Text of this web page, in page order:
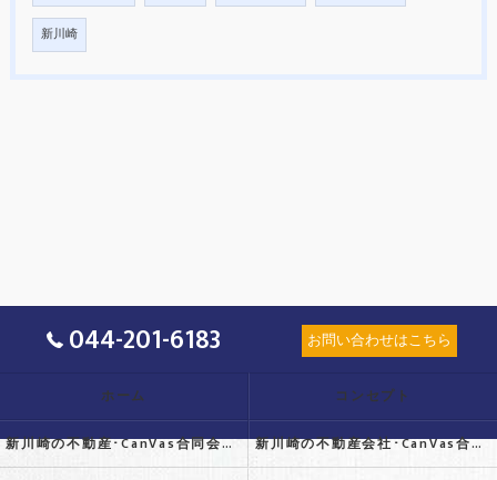
新川崎
044-201-6183 お問い合わせはこちら
ホーム コンセプト
新川崎の不動産･CanVas合同会社の口コミ情報 新川崎の不動産会社･CanVas合同会社の評判